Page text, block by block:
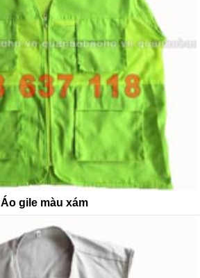
Áo gile màu xám